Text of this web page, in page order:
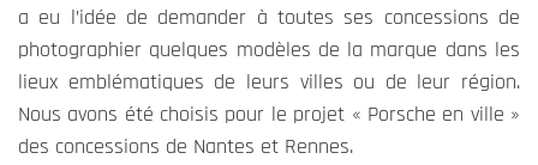
a eu l’idée de demander à toutes ses concessions de
photographier quelques modèles de la marque dans les
lieux emblématiques de leurs villes ou de leur région.
Nous avons été choisis pour le projet « Porsche en ville »
des concessions de Nantes et Rennes.
Obligatoire
Ces cookies
ne sont pas
optionnels
et